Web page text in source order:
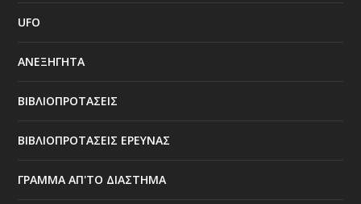
UFO
ΑΝΕΞΗΓΗΤΑ
ΒΙΒΛΙΟΠΡΟΤΑΣΕΙΣ
ΒΙΒΛΙΟΠΡΟΤΑΣΕΙΣ ΕΡΕΥΝΑΣ
ΓΡΑΜΜΑ ΑΠ'ΤΟ ΔΙΑΣΤΗΜΑ